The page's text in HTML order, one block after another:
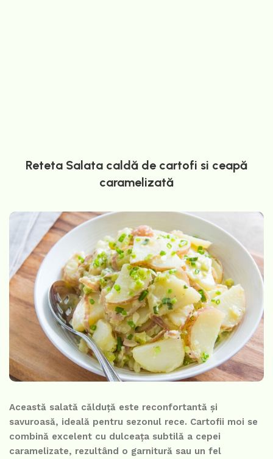
Reteta Salata caldă de cartofi si ceapă
caramelizată
Această salată călduță este reconfortantă și
savuroasă, ideală pentru sezonul rece. Cartofii moi se
combină excelent cu dulceața subtilă a cepei
caramelizate, rezultând o garnitură sau un fel